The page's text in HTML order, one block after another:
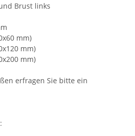
Brust links
mm)
mm)
mm)
erfragen Sie bitte ein